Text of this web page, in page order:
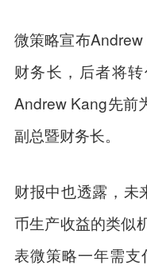
微策略宣布
财务长，后者将
Andrew Kang先前
副总暨财务长。
财报中也透露，未
币生产收益的类似
表微策略一年需